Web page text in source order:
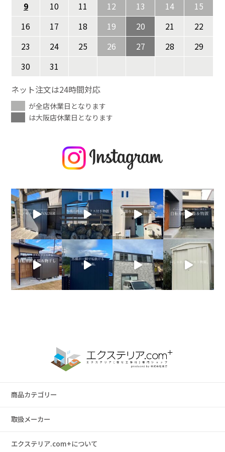
9
10 11 12 13 14
15
16
17 18 19 20 21
22
23
24 25 26 27 28
29
30
31
ネット注文は24時間対応
が全店休業日となります
は大阪店休業日となります
商品カテゴリー
取扱メーカー
エクステリア.com+について